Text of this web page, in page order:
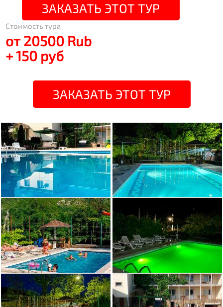
ЗАКАЗАТЬ ЭТОТ ТУР
Стоимость тура
от 20500 Rub
+ 150 руб
ЗАКАЗАТЬ ЭТОТ ТУР